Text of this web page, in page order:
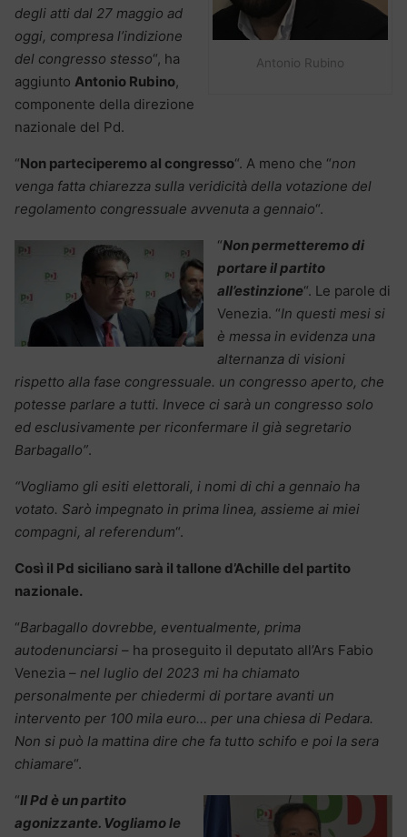
Antonio Rubino
degli atti dal 27 maggio ad
oggi, compresa l’indizione
del congresso stesso“, ha
aggiunto Antonio Rubino,
componente della direzione
nazionale del Pd.
“Non parteciperemo al congresso“. A meno che “non
venga fatta chiarezza sulla veridicità della votazione del
regolamento congressuale avvenuta a gennaio“.
“Non permetteremo di
portare il partito
all’estinzione“. Le parole di
Venezia. “In questi mesi si
è messa in evidenza una
alternanza di visioni
rispetto alla fase congressuale. un congresso aperto, che
potesse parlare a tutti. Invece ci sarà un congresso solo
ed esclusivamente per riconfermare il già segretario
Barbagallo”.
“Vogliamo gli esiti elettorali, i nomi di chi a gennaio ha
votato. Sarò impegnato in prima linea, assieme ai miei
compagni, al referendum“.
Così il Pd siciliano sarà il tallone d’Achille del partito
nazionale.
“Barbagallo dovrebbe, eventualmente, prima
autodenunciarsi – ha proseguito il deputato all’Ars Fabio
Venezia – nel luglio del 2023 mi ha chiamato
personalmente per chiedermi di portare avanti un
intervento per 100 mila euro… per una chiesa di Pedara.
Non si può la mattina dire che fa tutto schifo e poi la sera
chiamare“.
“Il Pd è un partito
agonizzante. Vogliamo le